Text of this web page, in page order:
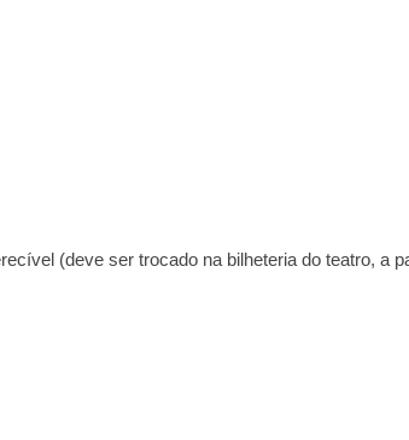
(deve ser trocado na bilheteria do teatro, a